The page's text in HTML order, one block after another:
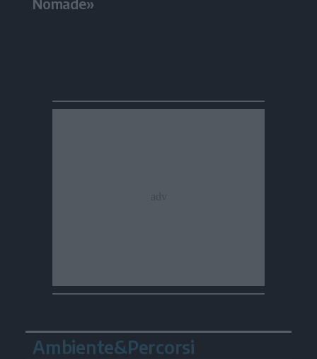
Ambiente&Percorsi